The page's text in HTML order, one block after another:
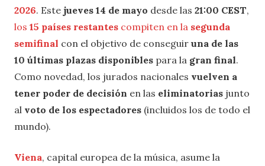
2026. Este jueves 14 de mayo desde las 21:00 CEST,
los 15 países restantes compiten en la segunda
semifinal con el objetivo de conseguir una de las
10 últimas plazas disponibles para la gran final.
Como novedad, los jurados nacionales vuelven a
tener poder de decisión en las eliminatorias junto
al voto de los espectadores (incluidos los de todo el
mundo).
Viena, capital europea de la música, asume la